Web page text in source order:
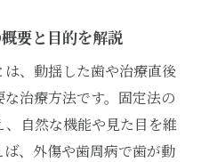
法があるのか
の固定法を比較紹介
ヤー固定法の特徴とは
間固定の使い方を解説
ーボンドは有効か
要と目的を解説
、動揺した歯や治療直後
治療方法です。固定法の
自然な機能や見た目を維
、外傷や歯周病で歯が動